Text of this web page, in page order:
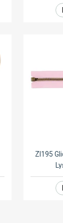
ZI195